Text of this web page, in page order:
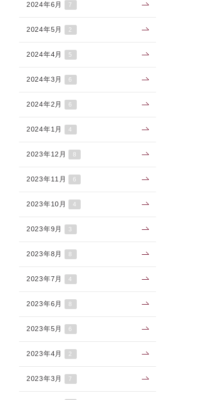
2024年6月 7
2024年5月 2
2024年4月 5
2024年3月 6
2024年2月 6
2024年1月 4
2023年12月 8
2023年11月 6
2023年10月 4
2023年9月 3
2023年8月 8
2023年7月 4
2023年6月 8
2023年5月 6
2023年4月 2
2023年3月 7